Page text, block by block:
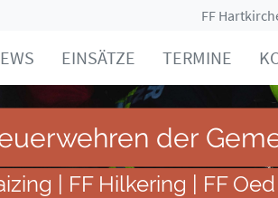
FF
EINSÄTZE TERMINE
der
| FF Hilkering | FF